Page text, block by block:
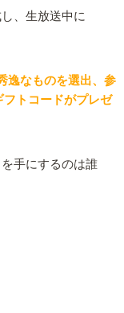
、生放送中に
逸なものを選出、参
フトコードがプレゼ
手にするのは誰